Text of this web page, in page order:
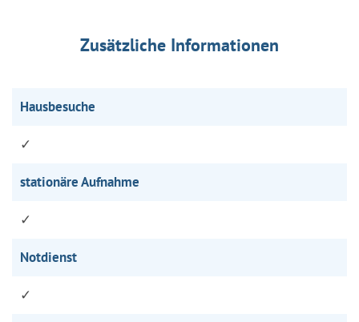
Zusätzliche Informationen
Hausbesuche
✓
stationäre Aufnahme
✓
Notdienst
✓